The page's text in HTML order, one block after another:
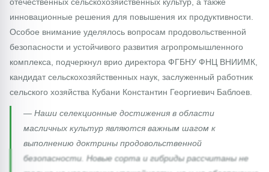
инновационные решения для повышения их продуктивности.
Особое внимание уделялось вопросам продовольственной
безопасности и устойчивого развития агропромышленного
комплекса, подчеркнул врио директора ФГБНУ ФНЦ ВНИИМК,
кандидат сельскохозяйственных наук, заслуженный работник
сельского хозяйства Кубани Константин Георгиевич Баблоев.
— Наши селекционные достижения в области
масличных культур являются важным шагом к
выполнению доктрины продовольственной
безопасности. Новые сорта и гибриды рассчитаны не